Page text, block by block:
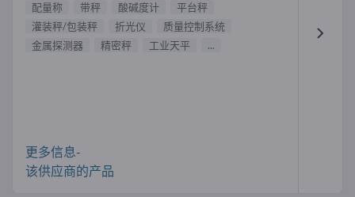
配量称 带秤 酸碱度计
平台秤
灌装秤/包装秤
折光仪
质量控制系统
金属探测器
精密秤 工业天平 ...
更多信息-
该供应商的产品